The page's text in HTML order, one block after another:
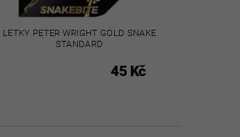
LETKY PETER WRIGHT GOLD SNAKE
STANDARD
45 Kč